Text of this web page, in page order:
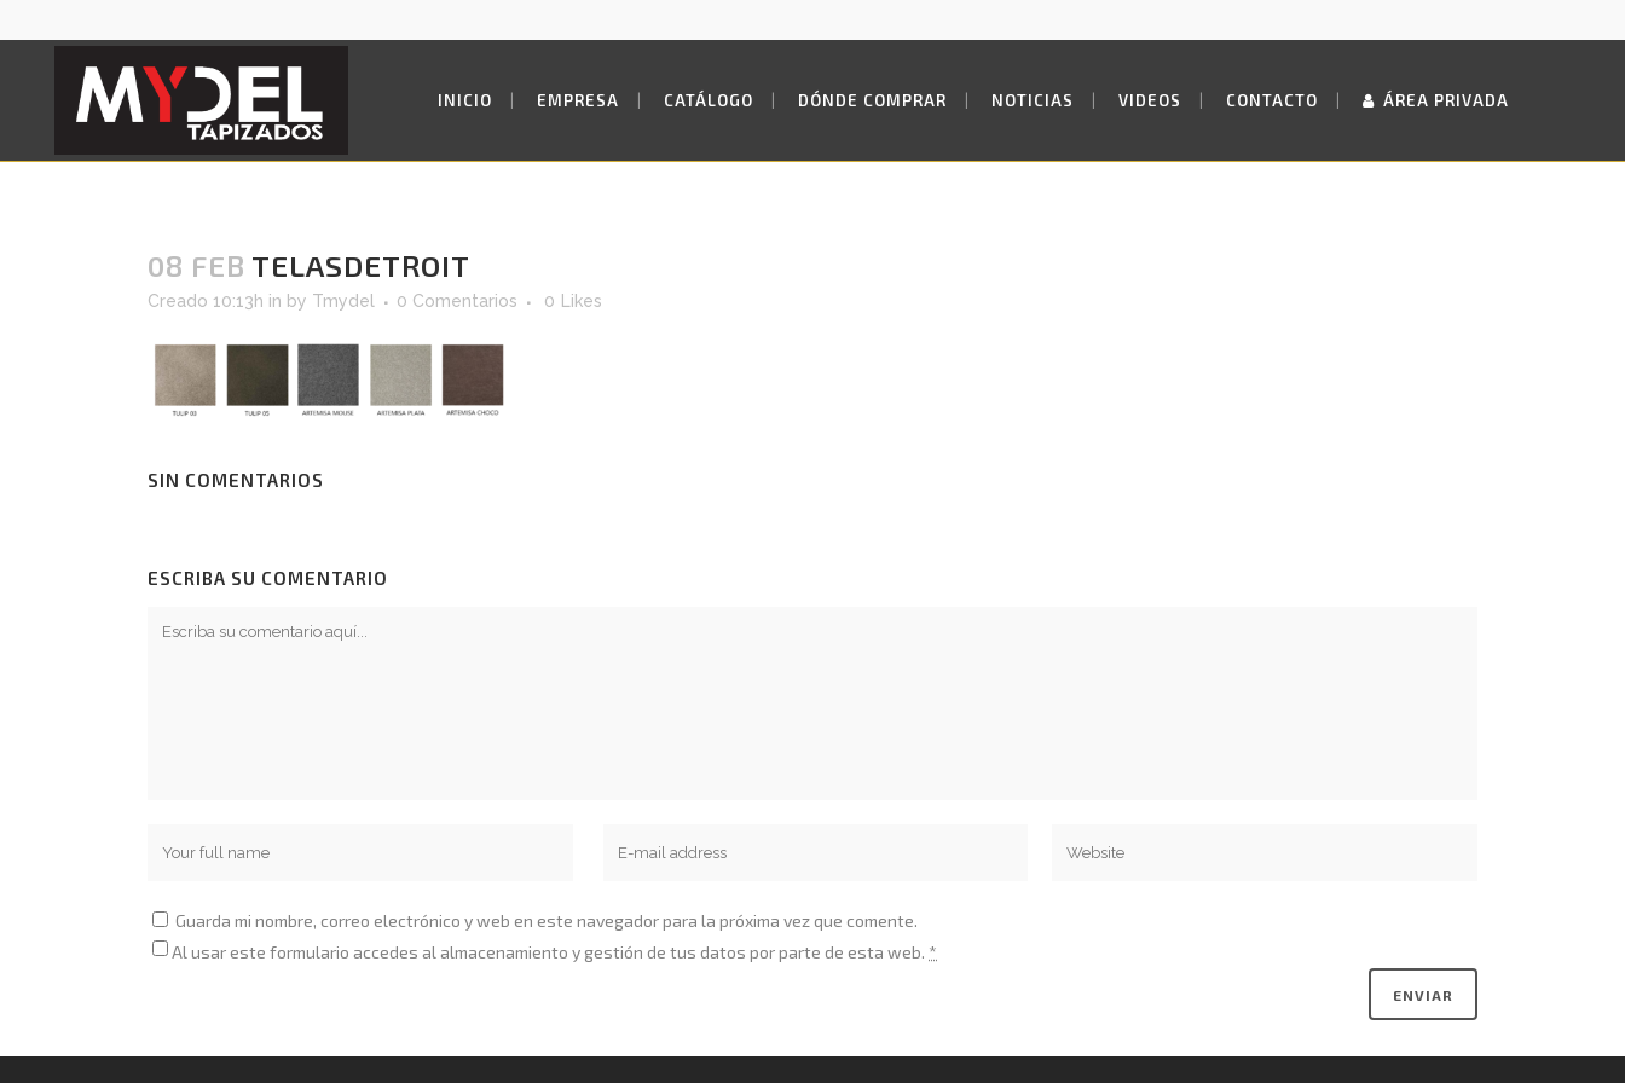
INICIO EMPRESA CATÁLOGO DÓNDE COMPRAR NOTICIAS VIDEOS CONTACTO ÁREA PRIVADA
08 FEB TELASDETROIT
Creado 10:13h in by Tmydel 0 Comentarios 0 Likes
SIN COMENTARIOS
ESCRIBA SU COMENTARIO
Guarda mi nombre, correo electrónico y web en este navegador para la próxima vez que comente.
Al usar este formulario accedes al almacenamiento y gestión de tus datos por parte de esta web. *